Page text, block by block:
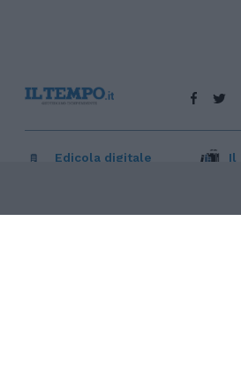
Edicola digitale Il